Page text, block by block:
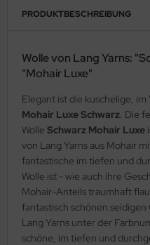
PRODUKTBESCHREIBUNG
Wolle von Lang Yarns:
"Mohair Luxe"
Elegant ist die kuschelige, im
Mohair Luxe Schwarz. Die
Wolle Schwarz Mohair Luxe
von Lang Yarns aus Mohair
fantastische im tiefen und
Wolle ist - wie auch ihre
Mohair-Anteils traumhaft
fantastisch schönen seidigen
Lang Yarns unter der
schöne, im tiefen und